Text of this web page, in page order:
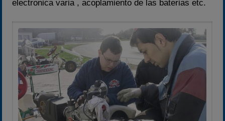
electronica varia , acoplamiento de las baterias etc.